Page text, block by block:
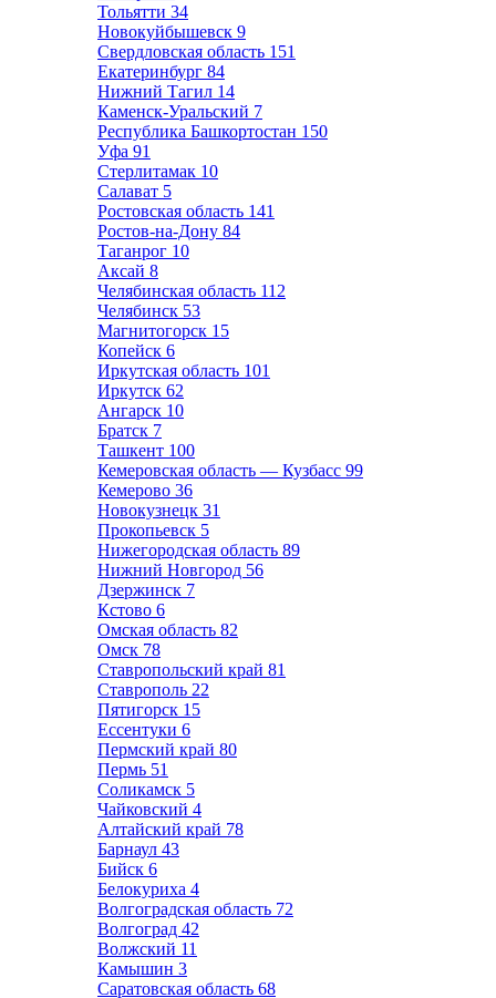
Тольятти 34
Новокуйбышевск 9
Свердловская область 151
Екатеринбург 84
Нижний Тагил 14
Каменск-Уральский 7
Республика Башкортостан 150
Уфа 91
Стерлитамак 10
Салават 5
Ростовская область 141
Ростов-на-Дону 84
Таганрог 10
Аксай 8
Челябинская область 112
Челябинск 53
Магнитогорск 15
Копейск 6
Иркутская область 101
Иркутск 62
Ангарск 10
Братск 7
Ташкент 100
Кемеровская область — Кузбасс 99
Кемерово 36
Новокузнецк 31
Прокопьевск 5
Нижегородская область 89
Нижний Новгород 56
Дзержинск 7
Кстово 6
Омская область 82
Омск 78
Ставропольский край 81
Ставрополь 22
Пятигорск 15
Ессентуки 6
Пермский край 80
Пермь 51
Соликамск 5
Чайковский 4
Алтайский край 78
Барнаул 43
Бийск 6
Белокуриха 4
Волгоградская область 72
Волгоград 42
Волжский 11
Камышин 3
Саратовская область 68